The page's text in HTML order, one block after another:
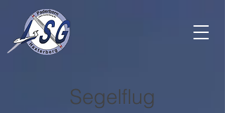
Segelflug